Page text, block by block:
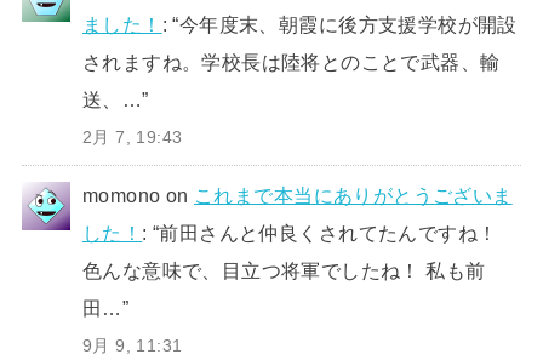
ました！ : “今年度末、朝霞に後方支援学校が開設
されますね。学校長は陸将とのことで武器、輸
送、…”
2月 7, 19:43
momono on これまで本当にありがとうございま
した！ : “前田さんと仲良くされてたんですね！
色んな意味で、目立つ将軍でしたね！ 私も前
田…”
9月 9, 11:31